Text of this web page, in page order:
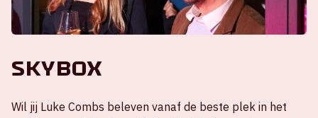
Skybox
Wil jij Luke Combs beleven vanaf de beste plek in het